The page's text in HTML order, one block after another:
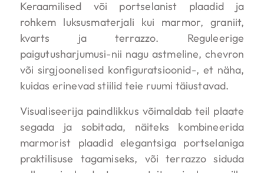
Keraamilised või portselanist plaadid ja
rohkem luksusmaterjali kui marmor, graniit,
kvarts ja terrazzo. Reguleerige
paigutusharjumusi-nii nagu astmeline, chevron
või sirgjoonelised konfiguratsioonid-, et näha,
kuidas erinevad stiilid teie ruumi täiustavad.
Visualiseerija paindlikkus võimaldab teil plaate
segada ja sobitada, näiteks kombineerida
marmorist plaadid elegantsiga portselaniga
praktilisuse tagamiseks, või terrazzo siduda